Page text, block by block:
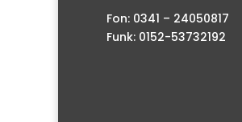
Fon: 0341 – 24050817
Funk: 0152-53732192